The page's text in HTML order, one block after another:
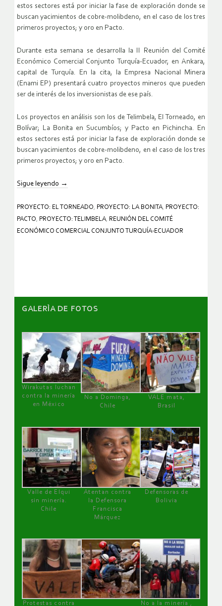
estos sectores está por iniciar la fase de exploración donde se
buscan yacimientos de cobre-molibdeno, en el caso de los tres
primeros proyectos; y oro en Pacto.
Durante esta semana se desarrolla la II Reunión del Comité
Económico Comercial Conjunto Turquía-Ecuador, en Ankara,
capital de Turquía. En la cita, la Empresa Nacional Minera
(Enami EP) presentará cuatro proyectos mineros que pueden
ser de interés de los inversionistas de ese país.
Los proyectos en análisis son los de Telimbela, El Torneado, en
Bolívar; La Bonita en Sucumbíos; y Pacto en Pichincha. En
estos sectores está por iniciar la fase de exploración donde se
buscan yacimientos de cobre-molibdeno, en el caso de los tres
primeros proyectos; y oro en Pacto.
Sigue leyendo →
PROYECTO: EL TORNEADO, PROYECTO: LA BONITA, PROYECTO:
PACTO, PROYECTO: TELIMBELA, REUNIÓN DEL COMITÉ
ECONÓMICO COMERCIAL CONJUNTO TURQUÍA-ECUADOR
GALERÌA DE FOTOS
Wirakutas luchan
contra la minería
en México
No a Dominga,
Chile
VALE mata,
Brasil
Valle de Elqui
sin minería.
Chile
Atentan contra
la Defensora
Francisca
Márquez
Defensoras de
Bolivia
Protestas contra
No a la minería ,